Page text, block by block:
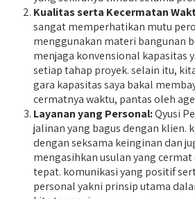
Kualitas serta Kecermatan
sangat memperhatikan mutu
menggunakan materi bangunan
menjaga konvensional kapasitas
setiap tahap proyek. selain itu,
gara kapasitas saya bakal
cermatnya waktu, pantas oleh
Layanan yang Personal:Qyusi
jalinan yang bagus dengan klien.
dengan seksama keinginan dan
mengasihkan usulan yang
tepat. komunikasi yang positif
personal yakni prinsip utama